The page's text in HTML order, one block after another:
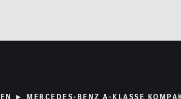
Kilometer
► MERCEDES-BENZ A-KLASSE